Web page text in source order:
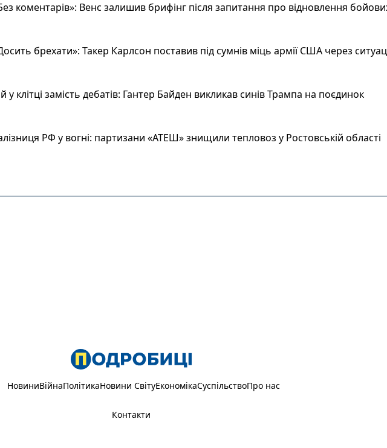
коментарів»: Венс залишив брифінг після запитання про відновлення
брехати»: Такер Карлсон поставив під сумнів міць армії США через
клітці замість дебатів: Гантер Байден викликав синів Трампа на поєдинок
РФ у вогні: партизани «АТЕШ» знищили тепловоз у Ростовській області
НовиниВійнаПолітикаНовини СвітуЕкономікаСуспільствоПро нас
Контакти